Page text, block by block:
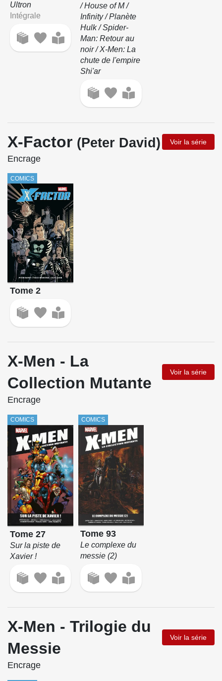
Ultron
Intégrale
/ House of M /
Infinity / Planète
Hulk / Spider-
Man: Retour au
noir / X-Men: La
chute de l'empire
Shi'ar
X-Factor (Peter David) Voir la série
Encrage
COMICS
Tome 2
X-Men - La
Collection Mutante
Voir la série
Encrage
COMICS
Tome 27
Sur la piste de
Xavier !
COMICS
Tome 93
Le complexe du
messie (2)
X-Men - Trilogie du
Messie
Voir la série
Encrage